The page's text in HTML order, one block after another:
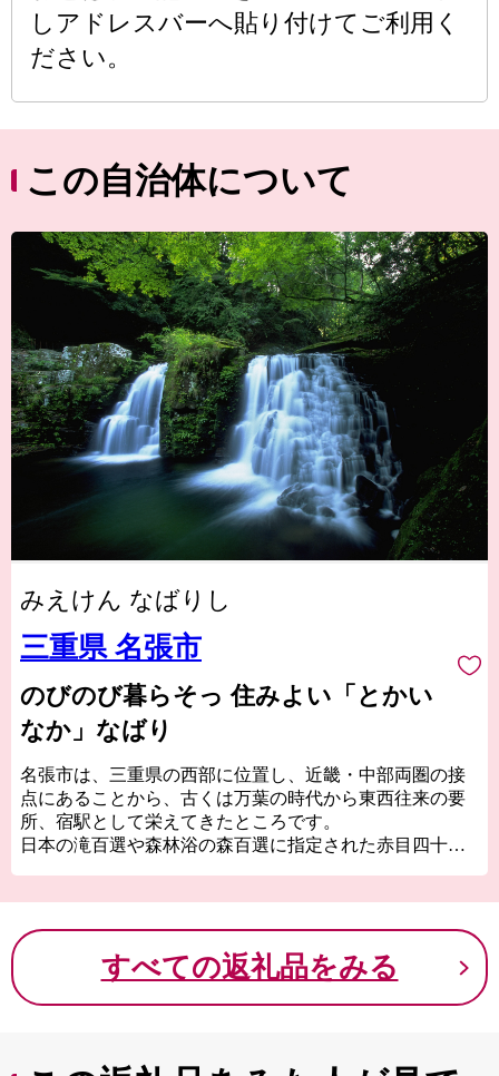
しアドレスバーへ貼り付けてご利用く
ださい。
この自治体について
みえけん なばりし
三重県 名張市
のびのび暮らそっ 住みよい「とかい
なか」なばり
名張市は、三重県の西部に位置し、近畿・中部両圏の接
点にあることから、古くは万葉の時代から東西往来の要
所、宿駅として栄えてきたところです。
日本の滝百選や森林浴の森百選に指定された赤目四十八
んネコちゃんのペット用品も充実しております。頑張る
「ふるさと名張」への応援、よろしくお願いいたしま
すべての返礼品をみる